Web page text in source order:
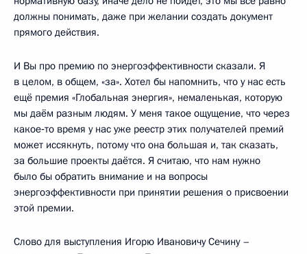
должны понимать, даже при желании создать документ
прямого действия.
И Вы про премию по энергоэффективности сказали. Я
в целом, в общем, «за». Хотел бы напомнить, что у нас есть
ещё премия «Глобальная энергия», немаленькая, которую
мы даём разным людям. У меня такое ощущение, что через
какое‑то время у нас уже реестр этих получателей премий
может иссякнуть, потому что она большая и, так сказать,
за большие проекты даётся. Я считаю, что нам нужно
было бы обратить внимание и на вопросы
энергоэффективности при принятии решения о присвоении
этой премии.
Слово для выступления Игорю Ивановичу Сечину –